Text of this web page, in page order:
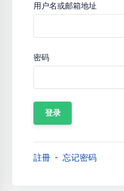
用户名或邮箱地址
密码
註冊 忘记密码